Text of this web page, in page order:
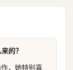
的？
，她特别喜